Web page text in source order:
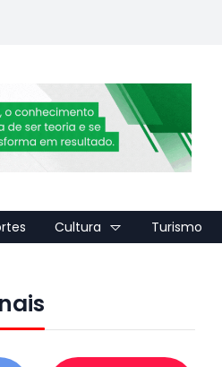
Cultura Turismo